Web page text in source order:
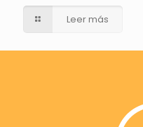
Leer más